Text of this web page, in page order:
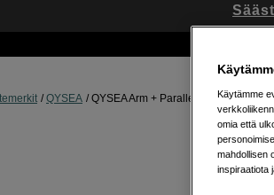
QYSEA QYSEA Arm + Paraller griper to V-EVO
Käytämme
omia että
mahdollisen
inspiraatiota